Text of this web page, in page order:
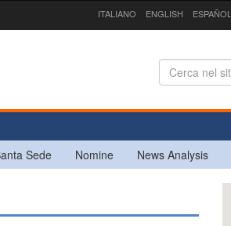
ITALIANO ENGLISH ESPAÑOL
Sede Nomine News Analysis